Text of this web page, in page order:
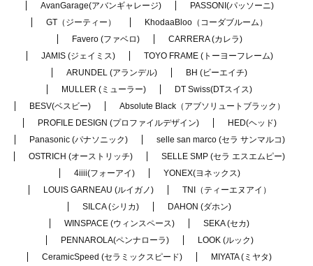
AvanGarage(アバンギャレージ)
PASSONI(パッソーニ)
GT（ジーティー）
KhodaaBloo（コーダブルーム）
Favero (ファベロ)
CARRERA (カレラ)
JAMIS (ジェイミス)
TOYO FRAME (トーヨーフレーム)
ARUNDEL (アランデル)
BH (ビーエイチ)
MULLER (ミューラー)
DT Swiss(DTスイス)
BESV(ベスビー)
Absolute Black（アブソリュートブラック）
PROFILE DESIGN (プロファイルデザイン)
HED(ヘッド)
Panasonic (パナソニック)
selle san marco (セラ サンマルコ)
OSTRICH (オーストリッチ)
SELLE SMP (セラ エスエムピー)
4iiii(フォーアイ)
YONEX(ヨネックス)
LOUIS GARNEAU (ルイガノ)
TNI（ティーエヌアイ）
SILCA (シリカ)
DAHON (ダホン)
WINSPACE (ウィンスペース)
SEKA (セカ)
PENNAROLA(ペンナローラ)
LOOK (ルック)
CeramicSpeed (セラミックスピード)
MIYATA (ミヤタ)